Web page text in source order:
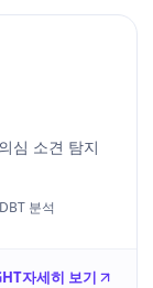
심 소견 탐지
분석
자세히 보기